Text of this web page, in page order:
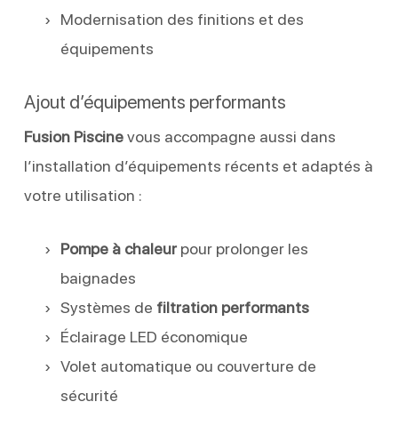
Modernisation des finitions et des
équipements
Ajout d’équipements performants
Fusion Piscinevous accompagne aussi dans
l’installation d’équipements récents et adaptés à
votre utilisation :
Pompe à chaleurpour prolonger les
baignades
Systèmes de filtration performants
Éclairage LED économique
Volet automatique ou couverture de
sécurité